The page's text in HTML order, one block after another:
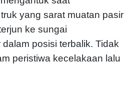
yang sarat muatan pasir
ke sungai
posisi terbalik. Tidak
peristiwa kecelakaan lalu